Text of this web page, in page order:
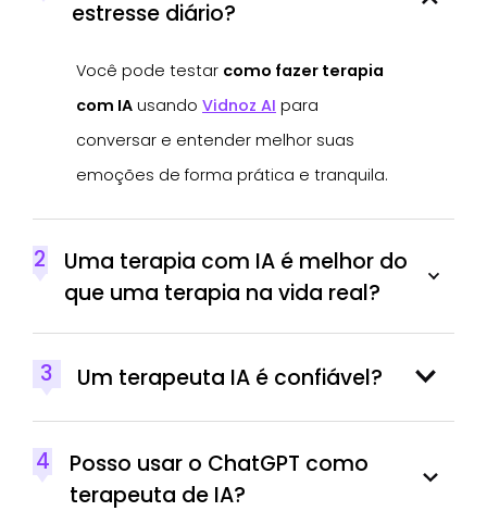
estresse diário?
Você pode testar como fazer terapia
com IA usandoVidnoz AI para
conversar e entender melhor suas
emoções de forma prática e tranquila.
2
Uma terapia com IA é melhor do
que uma terapia na vida real?
3 Um terapeuta IA é confiável?
4
Posso usar o ChatGPT como
terapeuta de IA?